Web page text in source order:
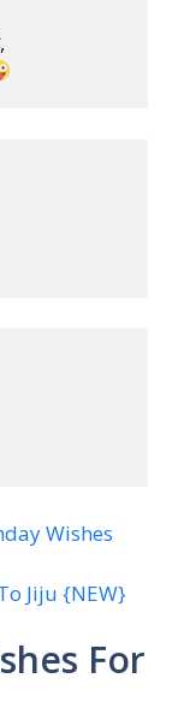
Wishes
Jiju {NEW}
For